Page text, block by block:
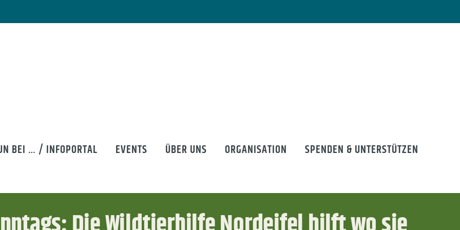
BEI … / INFOPORTAL EVENTS ÜBER UNS ORGANISATION SPENDEN & UNTERSTÜTZEN